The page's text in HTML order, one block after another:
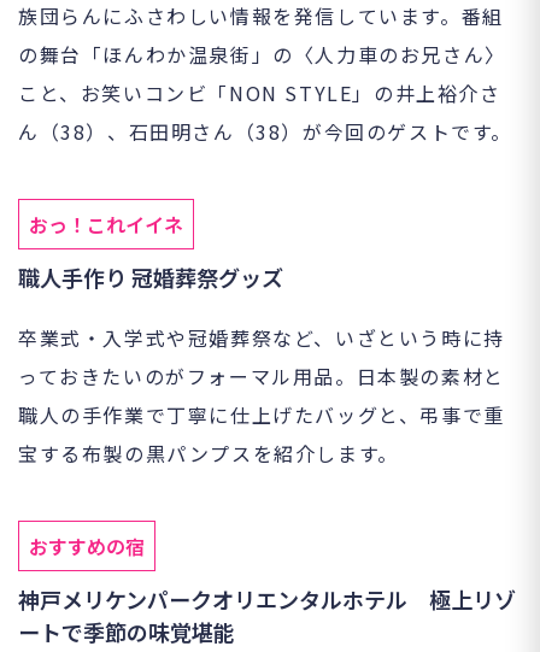
族団らんにふさわしい情報を発信しています。番組
の舞台「ほんわか温泉街」の〈人力車のお兄さん〉
こと、お笑いコンビ「NON STYLE」の井上裕介さ
ん（38）、石田明さん（38）が今回のゲストです。
おっ！これイイネ
職人手作り 冠婚葬祭グッズ
卒業式・入学式や冠婚葬祭など、いざという時に持
っておきたいのがフォーマル用品。日本製の素材と
職人の手作業で丁寧に仕上げたバッグと、弔事で重
宝する布製の黒パンプスを紹介します。
おすすめの宿
神戸メリケンパークオリエンタルホテル 極上リゾ
ートで季節の味覚堪能